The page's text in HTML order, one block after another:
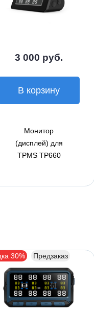
3 000 руб.
В корзину
Монитор
(дисплей) для
TPMS TP660
30% Предзаказ